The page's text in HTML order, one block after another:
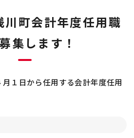
川町会計年度任用職
集します！
１日から任用する会計年度任用